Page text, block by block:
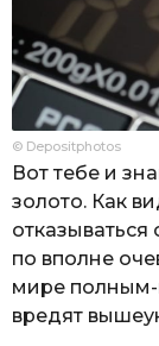
© Depositphotos
Вот тебе и
золото. Как
по вполне
мире полным-
вредят